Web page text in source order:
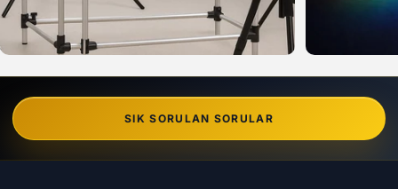
SIK SORULAN SORULAR